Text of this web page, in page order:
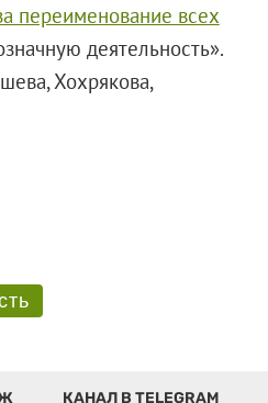
переименование всех
деятельность».
Хохрякова,
КАНАЛ В TELEGRAM